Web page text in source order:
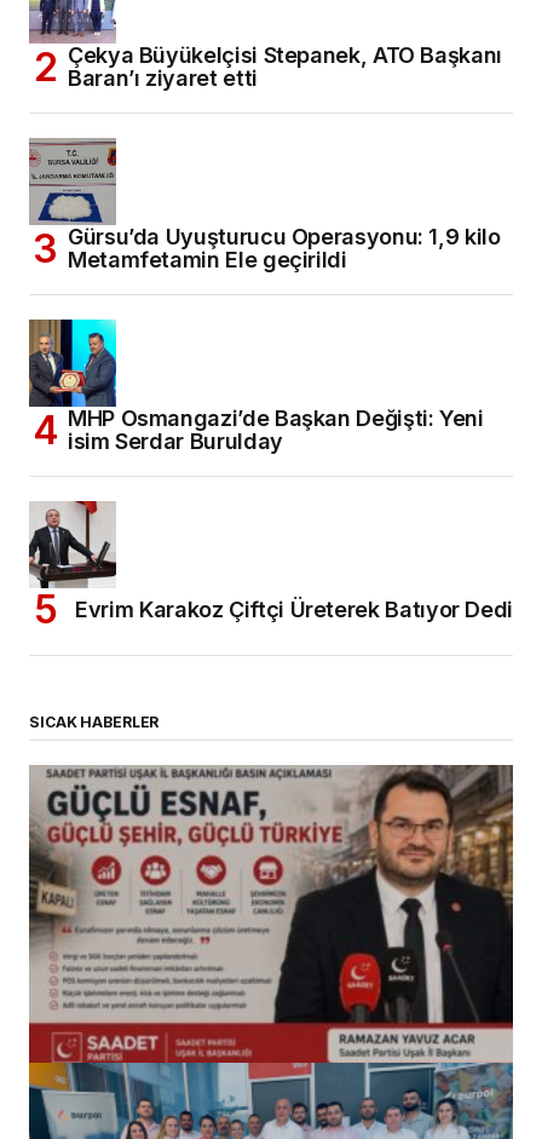
Çekya Büyükelçisi Stepanek, ATO Başkanı
Baran’ı ziyaret etti
Gürsu’da Uyuşturucu Operasyonu: 1,9 kilo
Metamfetamin Ele geçirildi
MHP Osmangazi’de Başkan Değişti: Yeni
isim Serdar Burulday
Evrim Karakoz Çiftçi Üreterek Batıyor Dedi
SICAK HABERLER
(başlıksız)
Alaattin Karahan tarafından 14/07/2026